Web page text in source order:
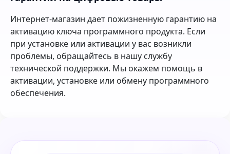
Интернет-магазин дает пожизненную гарантию на
активацию ключа программного продукта. Если
при установке или активации у вас возникли
проблемы, обращайтесь в нашу службу
технической поддержки. Мы окажем помощь в
активации, установке или обмену программного
обеспечения.